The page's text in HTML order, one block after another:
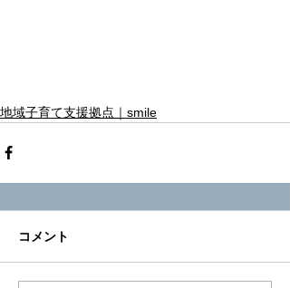
地域子育て支援拠点｜smile
コメント